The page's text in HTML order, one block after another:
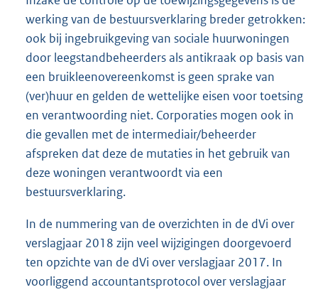
werking van de bestuursverklaring breder getrokken:
ook bij ingebruikgeving van sociale huurwoningen
door leegstandbeheerders als antikraak op basis van
een bruikleenovereenkomst is geen sprake van
(ver)huur en gelden de wettelijke eisen voor toetsing
en verantwoording niet. Corporaties mogen ook in
die gevallen met de intermediair/beheerder
afspreken dat deze de mutaties in het gebruik van
deze woningen verantwoordt via een
bestuursverklaring.
In de nummering van de overzichten in de dVi over
verslagjaar 2018 zijn veel wijzigingen doorgevoerd
ten opzichte van de dVi over verslagjaar 2017. In
voorliggend accountantsprotocol over verslagjaar